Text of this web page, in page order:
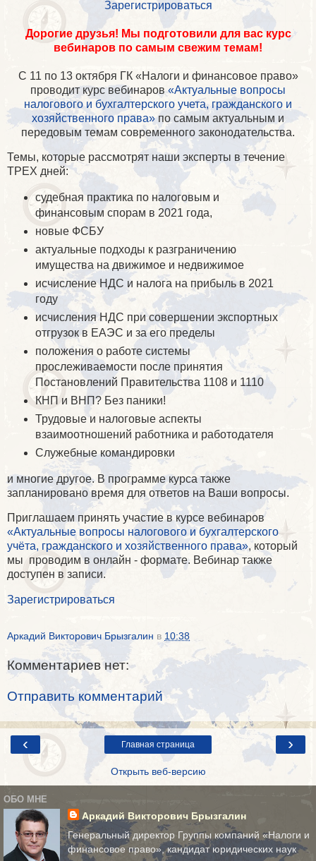
Зарегистрироваться
Дорогие друзья! Мы подготовили для вас курс
вебинаров по самым свежим темам!
С 11 по 13 октября ГК «Налоги и финансовое право»
проводит курс вебинаров «Актуальные вопросы
налогового и бухгалтерского учета, гражданского и
хозяйственного права»по самым актуальным и
передовым темам современного законодательства.
Темы, которые рассмотрят наши эксперты в течение
ТРЕХ дней:
судебная практика по налоговым и
финансовым спорам в 2021 года,
новые ФСБУ
актуальные подходы к разграничению
имущества на движимое и недвижимое
исчисление НДС и налога на прибыль в 2021
году
исчисления НДС при совершении экспортных
отгрузок в ЕАЭС и за его пределы
положения о работе системы
прослеживаемости после принятия
Постановлений Правительства 1108 и 1110
КНП и ВНП? Без паники!
Трудовые и налоговые аспекты
взаимоотношений работника и работодателя
Служебные командировки
и многие другое. В программе курса также
запланировано время для ответов на Ваши вопросы.
Приглашаем принять участие в курсе вебинаров
«Актуальные вопросы налогового и бухгалтерского
учёта, гражданского и хозяйственного права», который
мы проводим в онлайн - формате. Вебинар также
доступен в записи.
Зарегистрироваться
Аркадий Викторович Брызгалин в 10:38
Комментариев нет:
Отправить комментарий
‹ ›
Главная страница
Открыть веб-версию
ОБО МНЕ
Аркадий Викторович Брызгалин
Генеральный директор Группы компаний «Налоги и
финансовое право», кандидат юридических наук